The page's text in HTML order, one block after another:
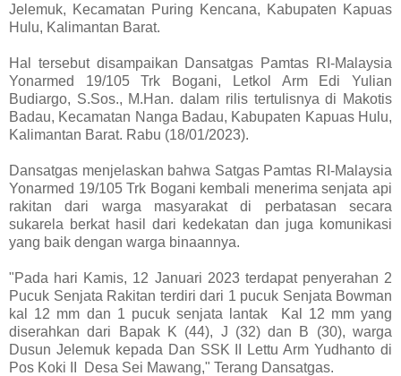
Jelemuk, Kecamatan Puring Kencana, Kabupaten Kapuas
Hulu, Kalimantan Barat.
Hal tersebut disampaikan Dansatgas Pamtas RI-Malaysia
Yonarmed 19/105 Trk Bogani, Letkol Arm Edi Yulian
Budiargo, S.Sos., M.Han. dalam rilis tertulisnya di Makotis
Badau, Kecamatan Nanga Badau, Kabupaten Kapuas Hulu,
Kalimantan Barat. Rabu (18/01/2023).
Dansatgas menjelaskan bahwa Satgas Pamtas RI-Malaysia
Yonarmed 19/105 Trk Bogani kembali menerima senjata api
rakitan dari warga masyarakat di perbatasan secara
sukarela berkat hasil dari kedekatan dan juga komunikasi
yang baik dengan warga binaannya.
"Pada hari Kamis, 12 Januari 2023 terdapat penyerahan 2
Pucuk Senjata Rakitan terdiri dari 1 pucuk Senjata Bowman
kal 12 mm dan 1 pucuk senjata lantak Kal 12 mm yang
diserahkan dari Bapak K (44), J (32) dan B (30), warga
Dusun Jelemuk kepada Dan SSK II Lettu Arm Yudhanto di
Pos Koki II Desa Sei Mawang," Terang Dansatgas.